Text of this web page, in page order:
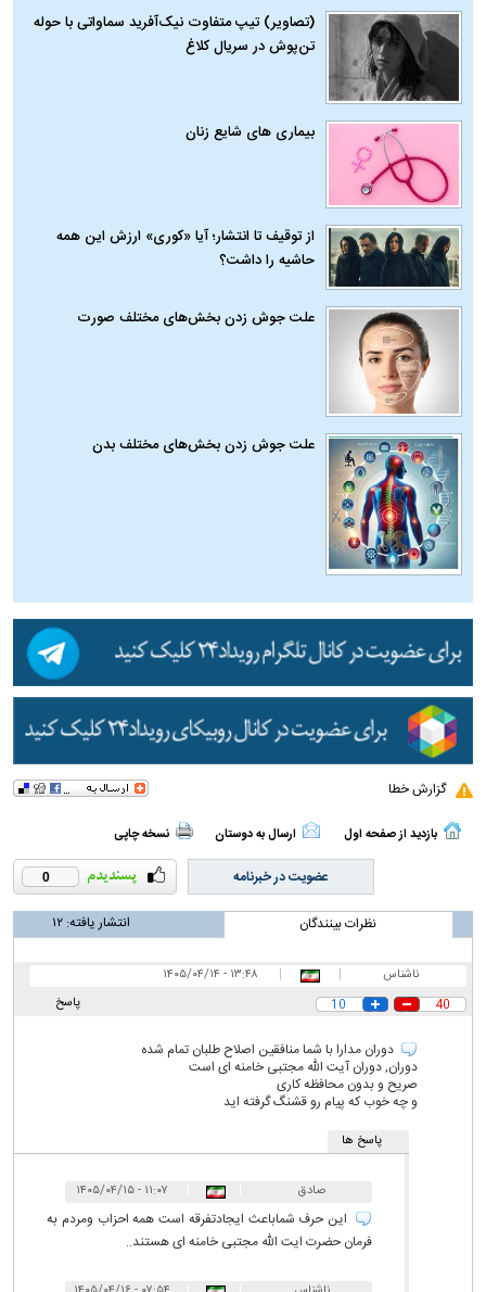
(تصاویر) تیپ متفاوت نیک‌آفرید سماواتی با حوله
تن‌پوش در سریال کلاغ
بیماری‌ های شایع زنان
از توقیف تا انتشار؛ آیا «کوری» ارزش این همه
حاشیه را داشت؟
علت جوش زدن بخش‌های مختلف صورت
علت جوش زدن بخش‌های مختلف بدن
گزارش خطا
بازدید از صفحه اول ارسال به دوستان نسخه چاپی
0 عضویت در خبرنامه
نظرات بینندگان انتشار یافته:۱۲
ناشناس |
|
۱۳:۴۸ - ۱۴۰۵/۰۴/۱۴
پاسخ
40
10
دوران مدارا با شما منافقین اصلاح طلبان تمام شده
دوران, دوران آیت الله مجتبی خامنه ای است
صریح و بدون محافظه کاری
و چه خوب که پیام رو قشنگ گرفته اید
پاسخ ها
صادق ۱۱:۰۷ - ۱۴۰۵/۰۴/۱۵
این حرف شماباعث ایجادتفرقه است همه احزاب ومردم به
فرمان حضرت ایت الله مجتبی خامنه ای هستند..